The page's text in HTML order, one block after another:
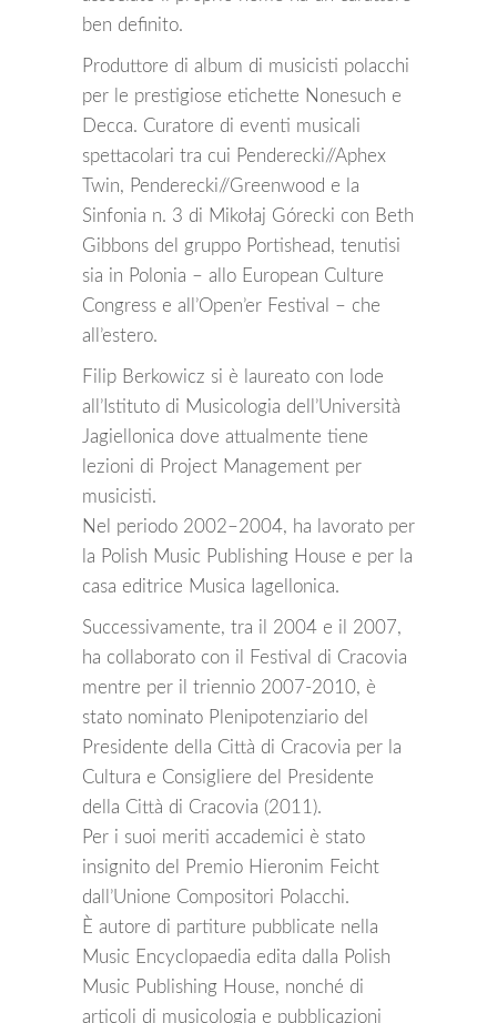
ben definito.
Produttore di album di musicisti polacchi
per le prestigiose etichette Nonesuch e
Decca. Curatore di eventi musicali
spettacolari tra cui Penderecki//Aphex
Twin, Penderecki//Greenwood e la
Sinfonia n. 3 di Mikołaj Górecki con Beth
Gibbons del gruppo Portishead, tenutisi
sia in Polonia – allo European Culture
Congress e all’Open’er Festival – che
all’estero.
Filip Berkowicz si è laureato con lode
all’Istituto di Musicologia dell’Università
Jagiellonica dove attualmente tiene
lezioni di Project Management per
musicisti.
Nel periodo 2002–2004, ha lavorato per
la Polish Music Publishing House e per la
casa editrice Musica Iagellonica.
Successivamente, tra il 2004 e il 2007,
ha collaborato con il Festival di Cracovia
mentre per il triennio 2007-2010, è
stato nominato Plenipotenziario del
Presidente della Città di Cracovia per la
Cultura e Consigliere del Presidente
della Città di Cracovia (2011).
Per i suoi meriti accademici è stato
insignito del Premio Hieronim Feicht
dall’Unione Compositori Polacchi.
È autore di partiture pubblicate nella
Music Encyclopaedia edita dalla Polish
Music Publishing House, nonché di
articoli di musicologia e pubblicazioni